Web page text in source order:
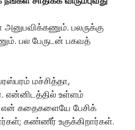
பலருக்கு
பல பேருடன் பகவத்
மச்சித்தா,
என்னிடத்தில் உள்ளம்
கதைகளையே பேசிக்
கண்ணீர் உகுக்கிறார்கள்.